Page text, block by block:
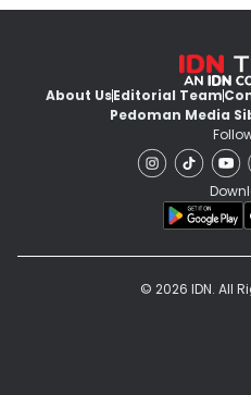
About UsEditorial Team
Pedoman Media
© 2026 IDN. All